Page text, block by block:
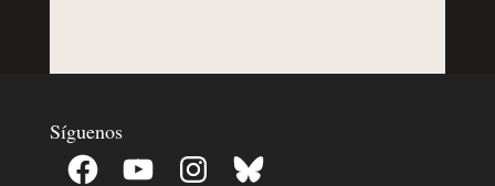
Síguenos
Facebook YouTube InstagramBluesky